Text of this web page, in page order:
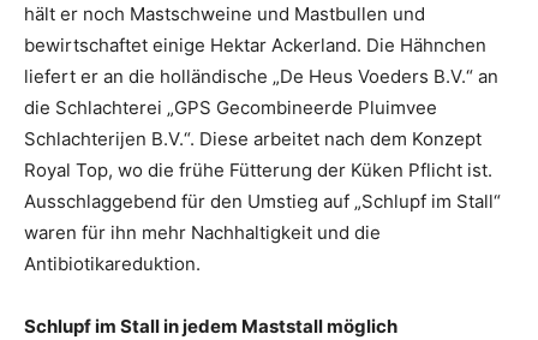
hält er noch Mastschweine und Mastbullen und
bewirtschaftet einige Hektar Ackerland. Die Hähnchen
liefert er an die holländische „De Heus Voeders B.V.“ an
die Schlachterei „GPS Gecombineerde Pluimvee
Schlachterijen B.V.“. Diese arbeitet nach dem Konzept
Royal Top, wo die frühe Fütterung der Küken Pflicht ist.
Ausschlaggebend für den Umstieg auf „Schlupf im Stall“
waren für ihn mehr Nachhaltigkeit und die
Antibiotikareduktion.
Schlupf im Stall in jedem Maststall möglich